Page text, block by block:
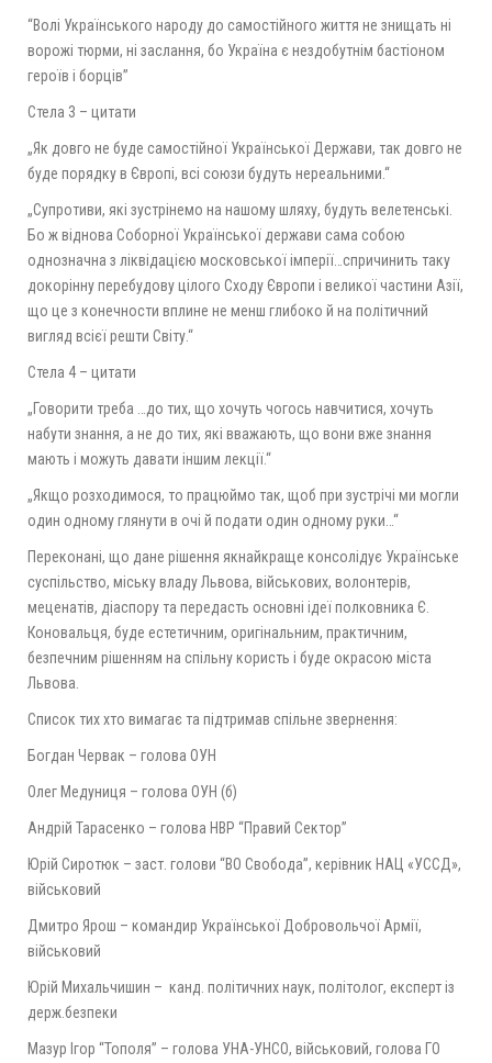
“Волі Українського народу до самостійного життя не знищать ні
ворожі тюрми, ні заслання, бо Україна є нездобутнім бастіоном
героїв і борців”
Стела 3 – цитати
„Як довго не буде самостійної Української Держави, так довго не
буде порядку в Європі, всі союзи будуть нереальними.“
„Супротиви, які зустрінемо на нашому шляху, будуть велетенські.
Бо ж віднова Соборної Української держави сама собою
однозначна з ліквідацією московської імперії…спричинить таку
докорінну перебудову цілого Сходу Європи і великої частини Азії,
що це з конечности вплине не менш глибоко й на політичний
вигляд всієї решти Світу.“
Стела 4 – цитати
„Говорити треба …до тих, що хочуть чогось навчитися, хочуть
набути знання, а не до тих, які вважають, що вони вже знання
мають і можуть давати іншим лекції.“
„Якщо розходимося, то працюймо так, щоб при зустрічі ми могли
один одному глянути в очі й подати один одному руки…“
Переконані, що дане рішення якнайкраще консолідує Українське
суспільство, міську владу Львова, військових, волонтерів,
меценатів, діаспору та передасть основні ідеї полковника Є.
Коновальця, буде естетичним, оригінальним, практичним,
безпечним рішенням на спільну користь і буде окрасою міста
Львова.
Список тих хто вимагає та підтримав спільне звернення:
Богдан Червак – голова ОУН
Олег Медуниця – голова ОУН (б)
Андрій Тарасенко – голова НВР “Правий Сектор”
Юрій Сиротюк – заст. голови “ВО Свобода”, керівник НАЦ «УССД»,
військовий
Дмитро Ярош – командир Української Добровольчої Армії,
військовий
Юрій Михальчишин – канд. політичних наук, політолог, експерт із
держ.безпеки
Мазур Ігор “Тополя” – голова УНА-УНСО, військовий, голова ГО